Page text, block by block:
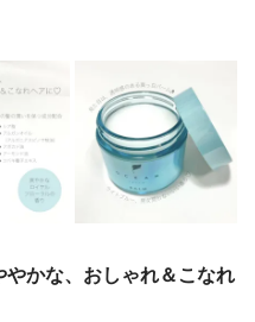
かな、おしゃれ＆こなれ